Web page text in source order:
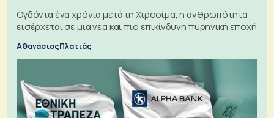
Ογδόντα ένα χρόνια μετά τη Χιροσίμα, η ανθρωπότητα
εισέρχεται σε μια νέα και πιο επικίνδυνη πυρηνική εποχή
Αθανάσιος Πλατιάς